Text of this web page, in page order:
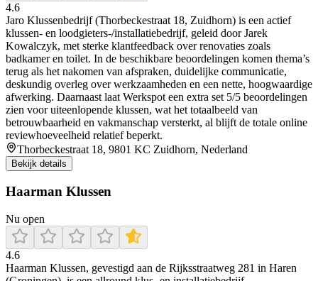
4.6
Jaro Klussenbedrijf (Thorbeckestraat 18, Zuidhorn) is een actief
klussen- en loodgieters-/installatiebedrijf, geleid door Jarek
Kowalczyk, met sterke klantfeedback over renovaties zoals
badkamer en toilet. In de beschikbare beoordelingen komen thema’s
terug als het nakomen van afspraken, duidelijke communicatie,
deskundig overleg over werkzaamheden en een nette, hoogwaardige
afwerking. Daarnaast laat Werkspot een extra set 5/5 beoordelingen
zien voor uiteenlopende klussen, wat het totaalbeeld van
betrouwbaarheid en vakmanschap versterkt, al blijft de totale online
reviewhoeveelheid relatief beperkt.
Thorbeckestraat 18, 9801 KC Zuidhorn, Nederland
Bekijk details
Haarman Klussen
Nu open
4.6
Haarman Klussen, gevestigd aan de Rijksstraatweg 281 in Haren